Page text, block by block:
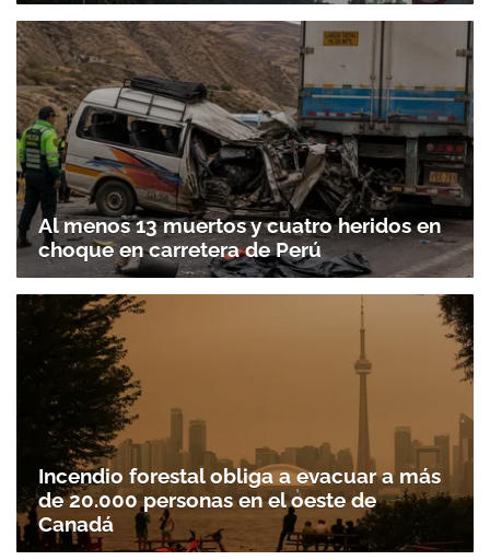
Al menos 13 muertos y cuatro heridos en
choque en carretera de Perú
Incendio forestal obliga a evacuar a más
de 20.000 personas en el oeste de
Canadá